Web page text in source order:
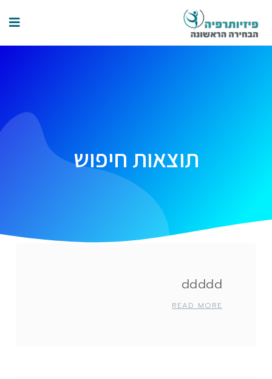
תוצאות חיפוש
ddddd
READ MORE